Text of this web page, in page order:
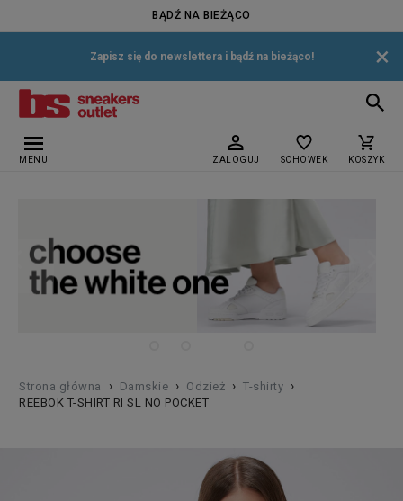
BĄDŹ NA BIEŻĄCO
Zapisz się do newslettera i bądź na bieżąco! ×
MENU ZALOGUJ SCHOWEK KOSZYK
Strona główna › Damskie › Odzież › T-shirty ›
REEBOK T-SHIRT RI SL NO POCKET